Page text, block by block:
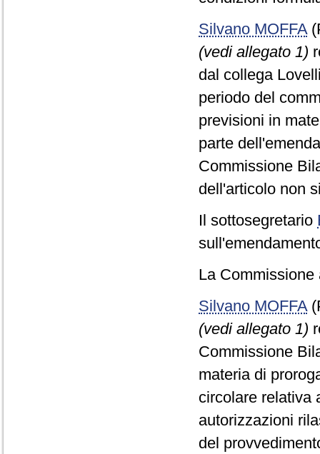
Silvano MOFFA
(vedi allegato 1)
dal collega
periodo del
previsioni in
parte
Commissione
dell'articolo non
Il sottosegretario
La Commissione
Silvano MOFFA
(vedi allegato 1)
Commissione
materia di
circolare relativa
autorizzazioni
del